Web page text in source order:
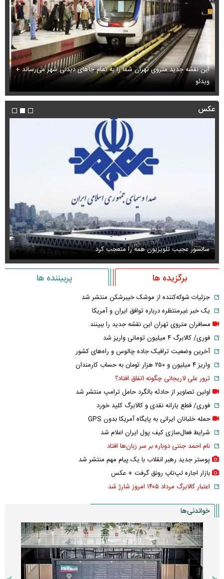
این نقشه جدید متروی تهران شما را به تمام جاهای دیدنی شهر می‌رساند +
ویدئو
عکس
سانسور عجیب تلویزیون همه را متعجب کرد
برگزیده ها پربیننده ها
جزئیات شوکه‌کننده از موشک خیبرشکن منتشر شد
یک خبر غیرمنتظره درباره توافق ایران و آمریکا
مسافران متروی تهران این نقشه جدید را ببینند
فوری/ کالابرگ ۴ میلیون تومانی واریز شد
آخرین وضعیت ترافیک جاده چالوس و راه‌های کشور
واریز ۴ میلیون و ۲۵۰ هزار تومان به حساب کارمندان
ترور علی لاریجانی چگونه اتفاق افتاد؟
اولین تصاویر از حادثه بالگرد حامل ترامپ منتشر شد
فوری/ قطع یارانه نقدی و کالابرگ کلید خورد
حمله خلبانان ایرانی به پایگاه آمریکا بدون GPS
شرایط فعال‌سازی کیف پول ایران اعلام شد
نام احمد جنتی دوباره بر سر زبان‌ها افتاد
پوستر جدید رهبر انقلاب با یک پیام مهم منتشر شد
بازار اجاره لپ‌تاپ رونق گرفت + عکس
اعتبار کالابرگ مرداد ۱۴۰۵ امروز شارژ شد
خواندنی‌ها